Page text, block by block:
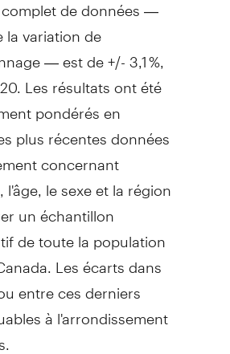
variation de
— est de +/- 3,1 %,
Les résultats ont été
pondérés en
plus récentes données
concernant
le sexe et la région
un échantillon
de toute la population
Les écarts dans
entre ces derniers
à l'arrondissement